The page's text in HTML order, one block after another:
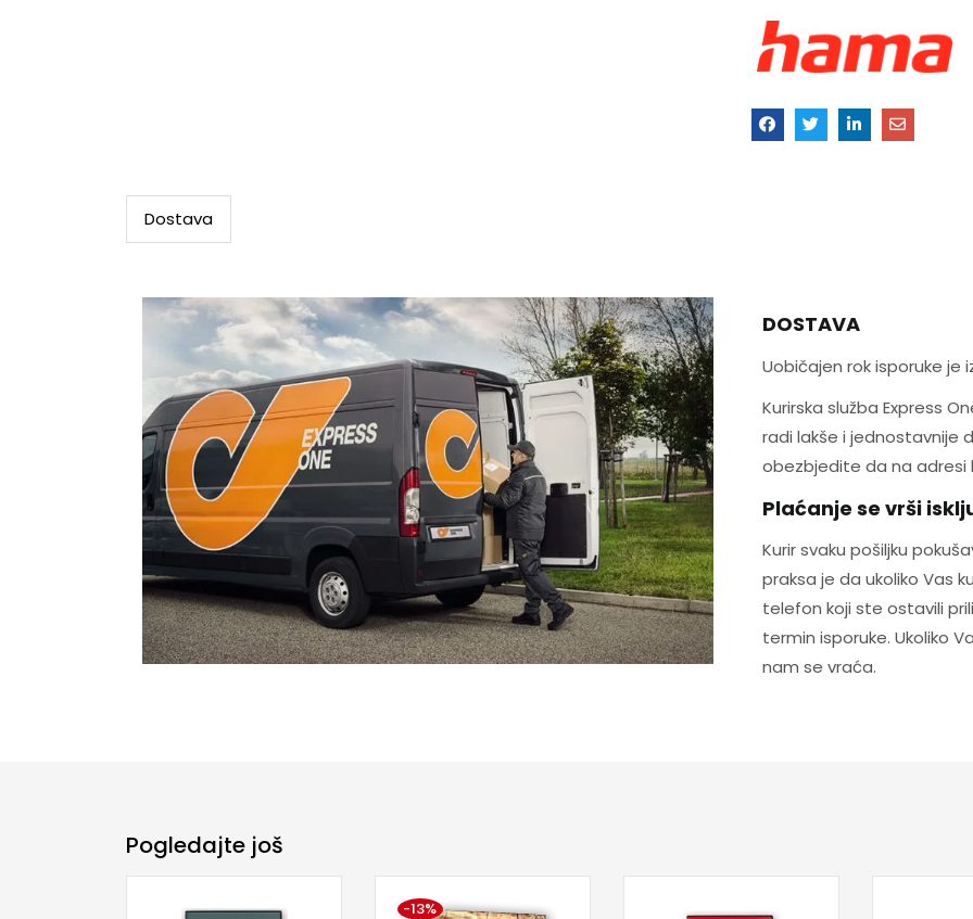
Dostava
DOSTAVA
Uobičajen rok isporuke je
Kurirska služba Express
radi lakše i jednostavnije
obezbjedite da na adresi
Plaćanje se vrši
Kurir svaku pošiljku
praksa je da ukoliko Vas
telefon koji ste ostavili
termin isporuke. Ukoliko
nam se vraća.
Pogledajte još
-13%